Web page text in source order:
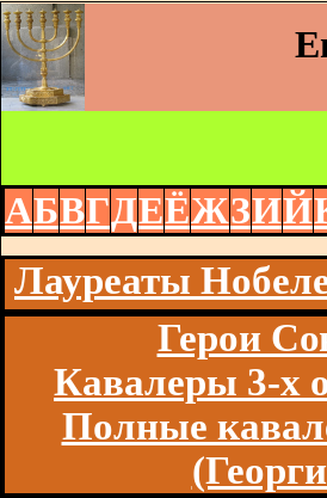
АБВГДЕЁЖЗИЙ
Лауреаты
Герои
Кавалеры 3-х
Полные